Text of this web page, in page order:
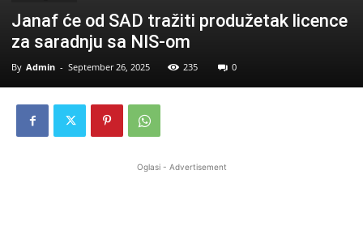
Janaf će od SAD tražiti produžetak licence
za saradnju sa NIS-om
By Admin - September 26, 2025 235 0
Oglasi - Advertisement